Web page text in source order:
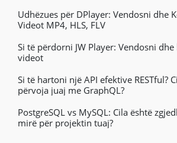
Udhëzues për DPlayer: Vendosni dhe
Videot MP4, HLS, FLV
Si të përdorni JW Player: Vendosni
videot
Si të hartoni një API efektive RESTful?
përvoja juaj me GraphQL?
PostgreSQL vs MySQL: Cila është
mirë për projektin tuaj?